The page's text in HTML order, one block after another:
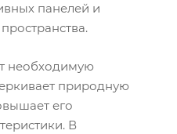
панелей и
необходимую
природную
его
В